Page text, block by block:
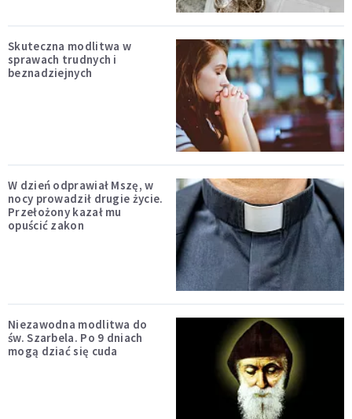
Skuteczna modlitwa w
sprawach trudnych i
beznadziejnych
W dzień odprawiał Mszę, w
nocy prowadził drugie życie.
Przełożony kazał mu
opuścić zakon
Niezawodna modlitwa do
św. Szarbela. Po 9 dniach
mogą dziać się cuda